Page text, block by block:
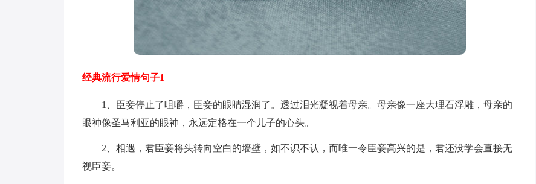
经典流行爱情句子1
1、臣妾停止了咀嚼，臣妾的眼睛湿润了。透过泪光凝视着母亲。母亲像一座大理石浮雕，母亲的
眼神像圣马利亚的眼神，永远定格在一个儿子的心头。
2、相遇，君臣妾将头转向空白的墙壁，如不识不认，而唯一令臣妾高兴的是，君还没学会直接无
视臣妾。